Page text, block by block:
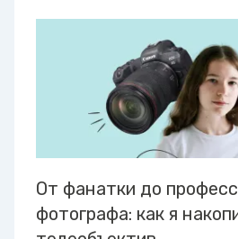
От фанатки до
фотографа: как я